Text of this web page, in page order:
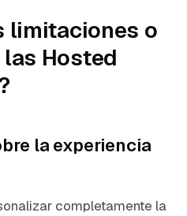
limitaciones o
Hosted
la experiencia
completamente la